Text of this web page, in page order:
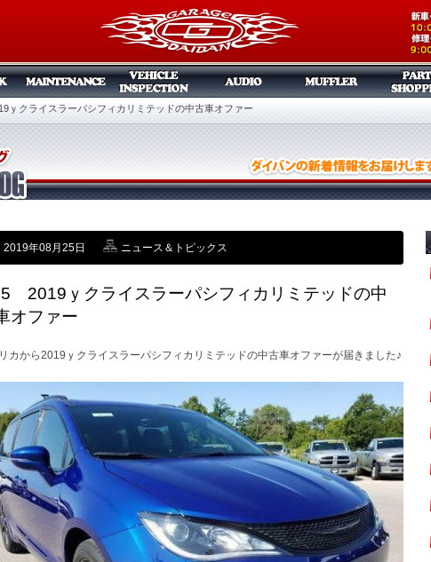
ｙクライスラーパシフィカリミテッドの中古車オファー
2019年08月25日 ニュース＆トピックス
2019ｙクライスラーパシフィカリミテッドの中
オファー
カから2019ｙクライスラーパシフィカリミテッドの中古車オファーが届きました♪